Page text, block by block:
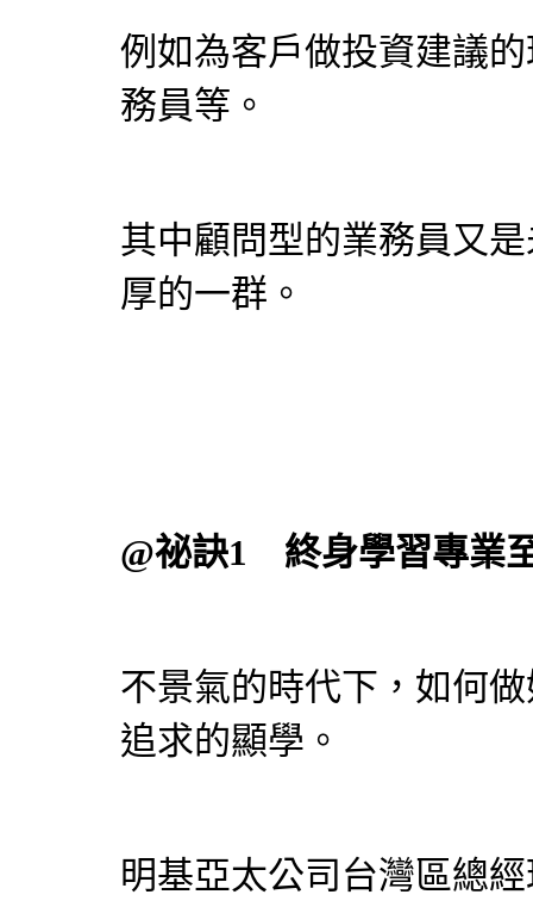
例如為客戶做投資建議
務員等。
其中顧問型的業務員又
厚的一群。
@祕訣1 終身學習專業
不景氣的時代下，如何
追求的顯學。
明基亞太公司台灣區總